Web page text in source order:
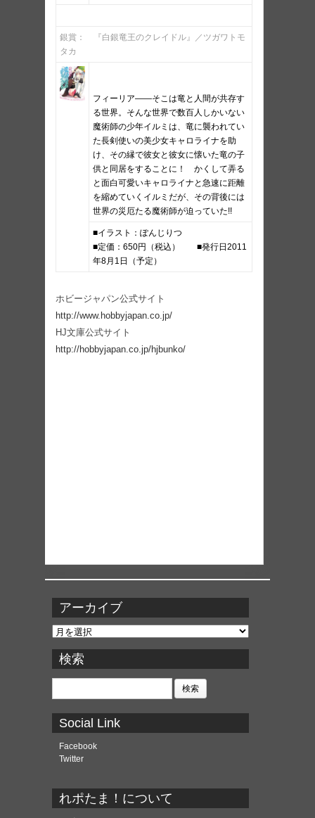
銀賞： 『白銀竜王のクレイドル』／ツガワトモ
タカ
フィーリア――そこは竜と人間が共存す
る世界。そんな世界で数百人しかいない
魔術師の少年イルミは、竜に襲われてい
た長剣使いの美少女キャロライナを助
け、その縁で彼女と彼女に懐いた竜の子
供と同居をすることに！ かくして弄る
と面白可愛いキャロライナと急速に距離
を縮めていくイルミだが、その背後には
世界の災厄たる魔術師が迫っていた!!
■イラスト：ぽんじりつ
■定価：650円（税込） ■発行日2011
年8月1日（予定）
ホビージャパン公式サイト
http://www.hobbyjapan.co.jp/
HJ文庫公式サイト
http://hobbyjapan.co.jp/hjbunko/
アーカイブ
ア
カ
イ
ブ
検索
検
Social Link
Facebook
Twitter
れポたま！について